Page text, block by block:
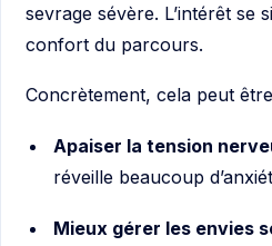
sevrage sévère. L’intérêt se
confort du parcours.
Concrètement, cela peut
Apaiser la tension
réveille beaucoup
Mieux gérer les envies